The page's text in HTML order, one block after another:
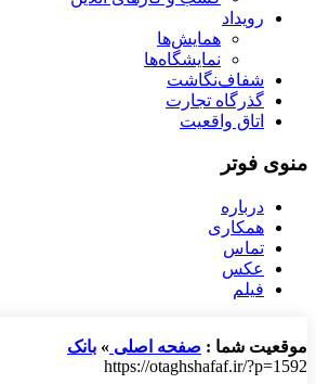
رویداد
همایش‌ها
نمایشگاه‌ها
شفاف‌نگاشت
گذرگاه تجارت
اتاق واقعیت
منوی فوتر
درباره
همکاری
تماس
عکس
فیلم
موقعیت شما : صفحه اصلی » بانک
https://otaghshafaf.ir/?p=1592